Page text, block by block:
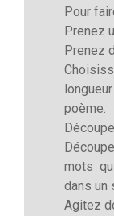
Pour
Prenez
Prenez
poème.
mots
dans un
Agitez